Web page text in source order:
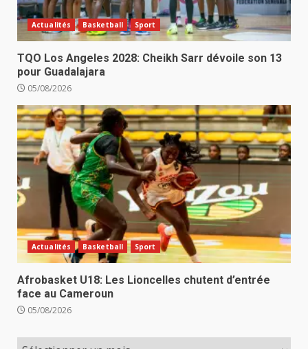
Actualités Basketball Sport
TQO Los Angeles 2028: Cheikh Sarr dévoile son 13
pour Guadalajara
05/08/2026
Actualités Basketball Sport
Afrobasket U18: Les Lioncelles chutent d’entrée
face au Cameroun
05/08/2026